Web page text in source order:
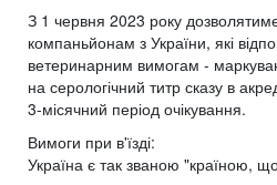
З 1 червня 2023 року
компаньйонам з України, які
ветеринарним вимогам -
на серологічний титр сказу в
3-місячний період очікування.
Вимоги при в'їзді:
Україна є так званою "країною,